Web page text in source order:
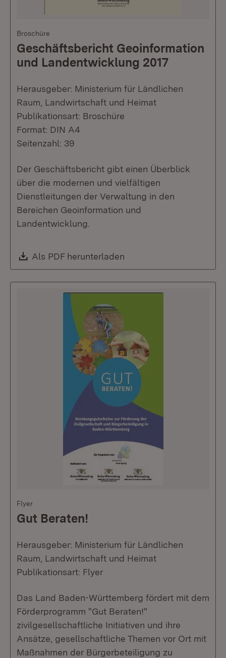
Broschüre
Geschäftsbericht Geoinformation
und Landentwicklung 2017
Herausgeber: Ministerium für Ländlichen
Raum, Landwirtschaft und Heimat
Publikationsart: Broschüre
Format: DIN A4
Seitenzahl: 39
Der Geschäftsbericht gibt einen Überblick
über die modernen und vielfältigen
Dienstleitungen der Verwaltung in den
Bereichen Geoinformation und
Landentwicklung.
Download:
Als PDF herunterladen
Flyer
Gut Beraten!
Herausgeber: Ministerium für Ländlichen
Raum, Landwirtschaft und Heimat
Publikationsart: Flyer
Das Land Baden-Württemberg fördert mit dem
Förderprogramm "Gut Beraten!"
zivilgesellschaftliche Initiativen und ihre
Ansätze, gesellschaftliche Themen vor Ort mit
Maßnahmen der Bürgerbeteiligung zu